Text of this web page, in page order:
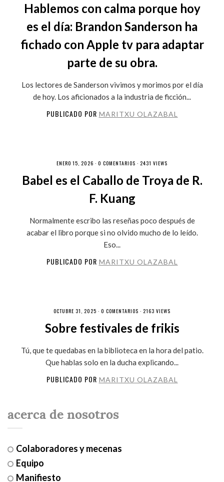
Hablemos con calma porque hoy
es el día: Brandon Sanderson ha
fichado con Apple tv para adaptar
parte de su obra.
Los lectores de Sanderson vivimos y morimos por el día
de hoy. Los aficionados a la industria de ficción...
PUBLICADO POR MARITXU OLAZABAL
ENERO 15, 2026 · 0 COMENTARIOS · 2431 VIEWS
Babel es el Caballo de Troya de R.
F. Kuang
Normalmente escribo las reseñas poco después de
acabar el libro porque si no olvido mucho de lo leído.
Eso...
PUBLICADO POR MARITXU OLAZABAL
OCTUBRE 31, 2025 · 0 COMENTARIOS · 2163 VIEWS
Sobre festivales de frikis
Tú, que te quedabas en la biblioteca en la hora del patio.
Que hablas solo en la ducha explicando...
PUBLICADO POR MARITXU OLAZABAL
acerca de nosotros
Colaboradores y mecenas
Equipo
Manifiesto